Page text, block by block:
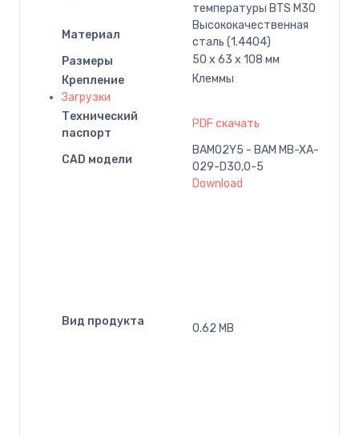
температуры BTS M30
Материал
Высококачественная
сталь (1.4404)
Размеры
50 x 63 x 108 мм
Крепление
Клеммы
Загрузки
Технический
паспорт
PDF скачать
CAD модели
BAM02Y5 - BAM MB-XA-
029-D30,0-5
Вид продукта
Download
0.62 MB